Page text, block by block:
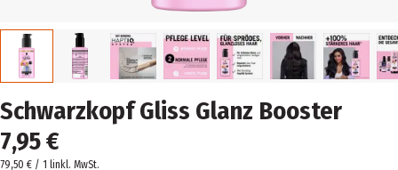
Schwarzkopf Gliss Glanz Booster
7,95 €
79,50 € / 1 linkl. MwSt.